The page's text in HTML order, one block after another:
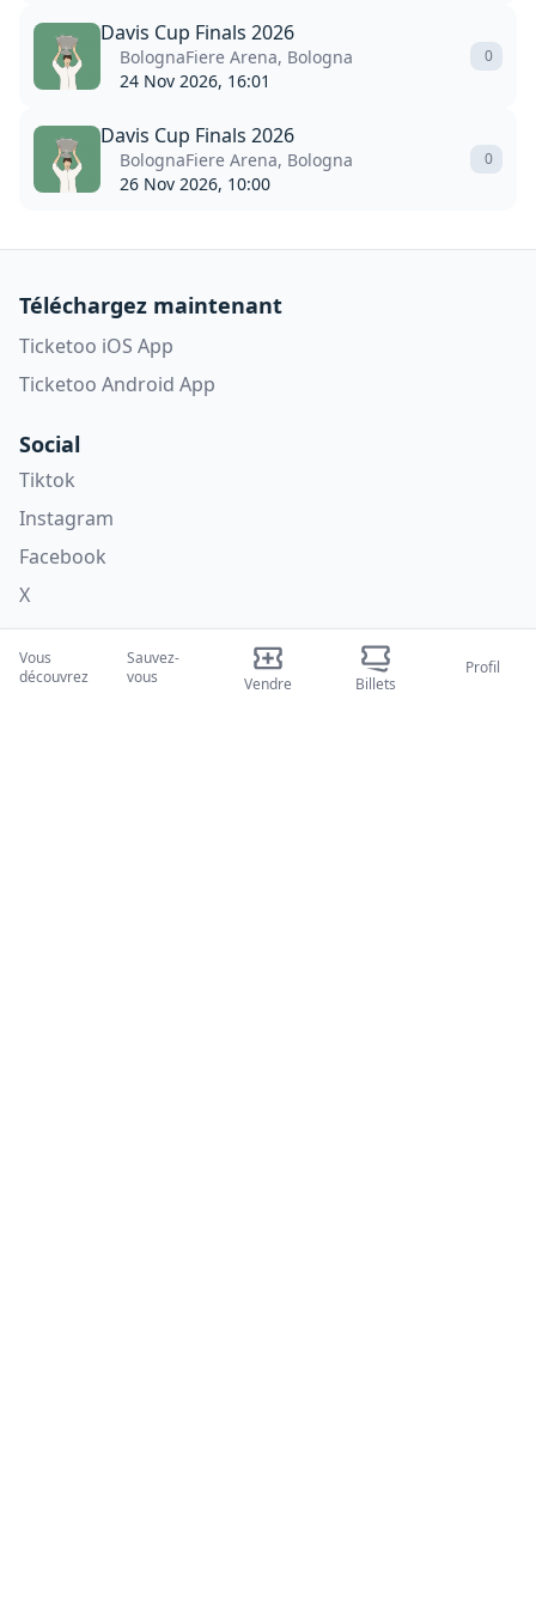
Davis Cup Finals 2026
BolognaFiere Arena, Bologna
24 Nov 2026, 16:01
0
Davis Cup Finals 2026
BolognaFiere Arena, Bologna
26 Nov 2026, 10:00
0
Téléchargez maintenant
Ticketoo iOS App
Ticketoo Android App
Social
Tiktok
Instagram
Facebook
X
Catégories
Vous
découvrez
Sauvez-
vous
Vendre Billets
Profil